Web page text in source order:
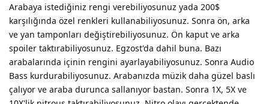
Arabaya istediğiniz rengi verebiliyosunuz yada 200$
karşılığında özel renkleri kullanabiliyosunuz. Sonra ön, arka
ve yan tamponları değiştirebiliyosunuz. Ön kaput ve arka
spoiler taktırabiliyosunuz. Egzost'da dahil buna. Bazı
arabalarında içinin rengini ayarlayabiliyosunuz. Sonra Audio
Bass kurdurabiliyosunuz. Arabanızda müzik daha güzel baslı
çalıyor ve araba durunca sallanıyor bastan. Sonra 1X, 5X ve